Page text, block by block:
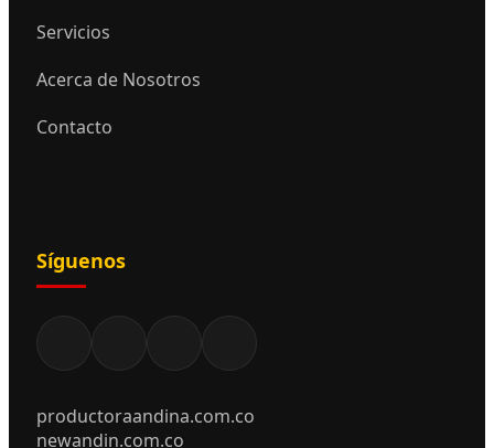
Servicios
Acerca de Nosotros
Contacto
Síguenos
productoraandina.com.co
newandin.com.co